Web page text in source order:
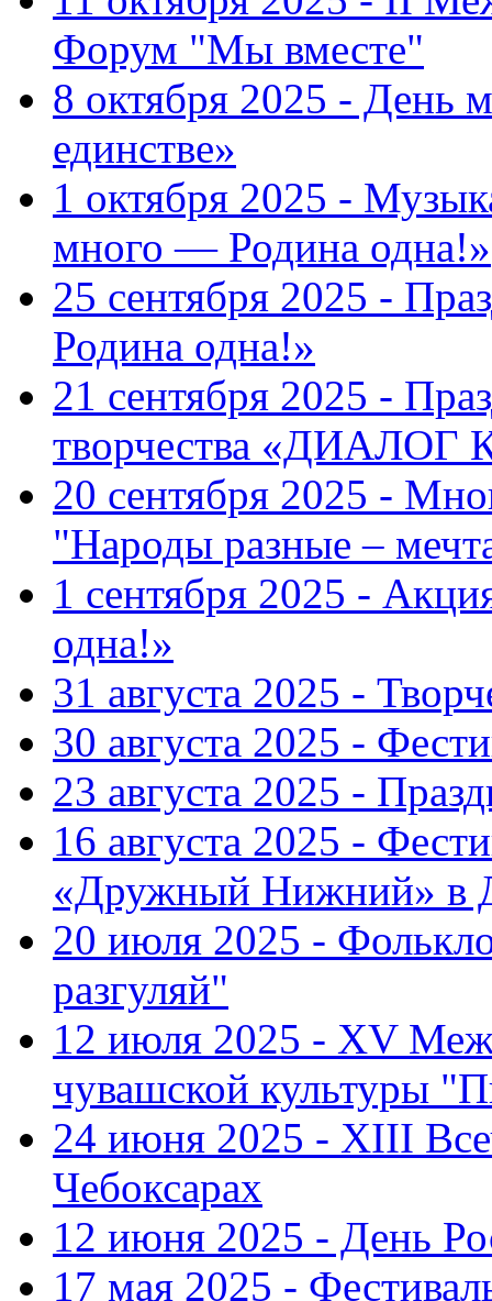
Форум "Мы вместе"
8 октября 2025 - День
единстве»
1 октября 2025 -
много — Родина одна!»
25 сентября 2025 -
Родина одна!»
21 сентября 2025 -
творчества «ДИАЛОГ
20 сентября 2025 -
"Народы разные –
1 сентября 2025 -
одна!»
31 августа 2025 -
30 августа 2025 -
23 августа 2025 -
16 августа 2025 -
«Дружный Нижний» в
20 июля 2025 -
разгуляй"
12 июля 2025 - XV
чувашской культуры
24 июня 2025 - XIII
Чебоксарах
12 июня 2025 - День
17 мая 2025 -